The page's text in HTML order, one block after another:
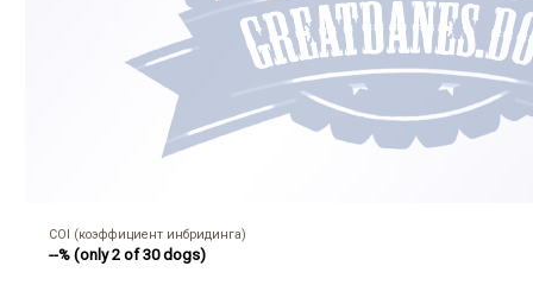
COI (коэффициент инбридинга)
--% (only 2 of 30 dogs)